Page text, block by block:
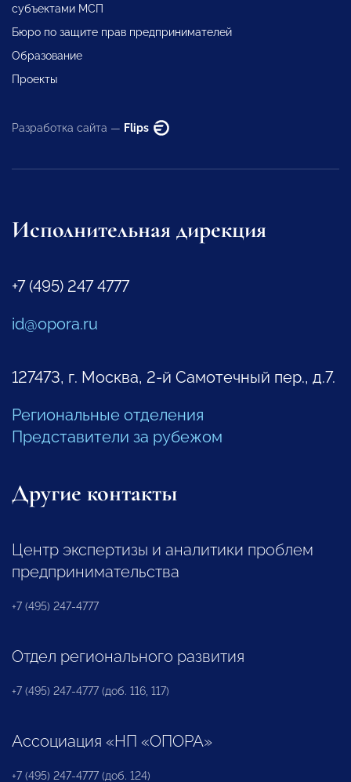
субъектами МСП
Бюро по защите прав предпринимателей
Образование
Проекты
Разработка сайта — Flips
Исполнительная дирекция
+7 (495) 247 4777
id@opora.ru
127473, г. Москва, 2-й Самотечный пер., д.7.
Региональные отделения
Представители за рубежом
Другие контакты
Центр экспертизы и аналитики проблем
предпринимательства
+7 (495) 247-4777
Отдел регионального развития
+7 (495) 247-4777 (доб. 116, 117)
Ассоциация «НП «ОПОРА»
+7 (495) 247-4777 (доб. 124)